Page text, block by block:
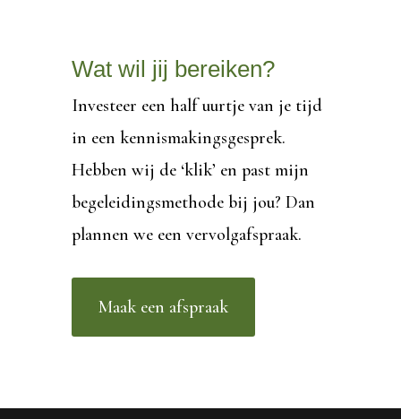
Wat wil jij bereiken?
Investeer een half uurtje van je tijd
in een kennismakingsgesprek.
Hebben wij de ‘klik’ en past mijn
begeleidingsmethode bij jou? Dan
plannen we een vervolgafspraak.
Maak een afspraak